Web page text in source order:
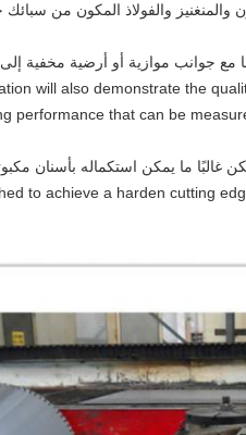
والفولاذ المكون من سبائك
جوانب موازية أو أرضية مخفية
will also demonstrate the
performance that can be
to achieve a harden cutting